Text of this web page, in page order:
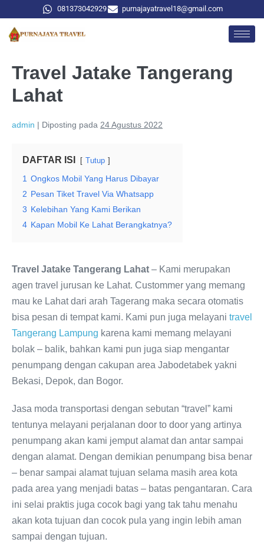
081373042929 purnajayatravel18@gmail.com
Travel Jatake Tangerang
Lahat
admin | Diposting pada 24 Agustus 2022
DAFTAR ISI Tutup
1 Ongkos Mobil Yang Harus Dibayar
2 Pesan Tiket Travel Via Whatsapp
3 Kelebihan Yang Kami Berikan
4 Kapan Mobil Ke Lahat Berangkatnya?
Travel Jatake Tangerang Lahat – Kami merupakan
agen travel jurusan ke Lahat. Custommer yang memang
mau ke Lahat dari arah Tagerang maka secara otomatis
bisa pesan di tempat kami. Kami pun juga melayani travel
Tangerang Lampung karena kami memang melayani
bolak – balik, bahkan kami pun juga siap mengantar
penumpang dengan cakupan area Jabodetabek yakni
Bekasi, Depok, dan Bogor.
Jasa moda transportasi dengan sebutan “travel” kami
tentunya melayani perjalanan door to door yang artinya
penumpang akan kami jemput alamat dan antar sampai
dengan alamat. Dengan demikian penumpang bisa benar
– benar sampai alamat tujuan selama masih area kota
pada area yang menjadi batas – batas pengantaran. Cara
ini selai praktis juga cocok bagi yang tak tahu menahu
akan kota tujuan dan cocok pula yang ingin lebih aman
sampai dengan tujuan.